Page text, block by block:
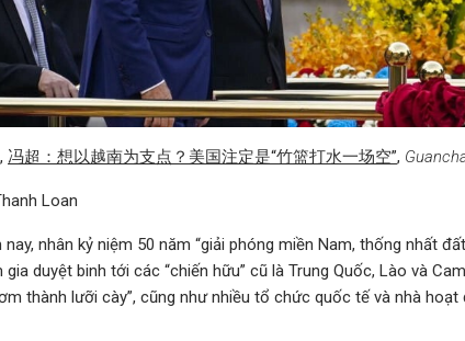
冯超：想以越南为支点？美国注定是“竹篮打水一场空”,
Loan
nhân kỷ niệm 50 năm “giải phóng miền Nam, thống nhất
duyệt binh tới các “chiến hữu” cũ là Trung Quốc, Lào và
thành lưỡi cày”, cũng như nhiều tổ chức quốc tế và nhà